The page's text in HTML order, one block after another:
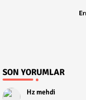
SON YORUMLAR
Hz mehdi